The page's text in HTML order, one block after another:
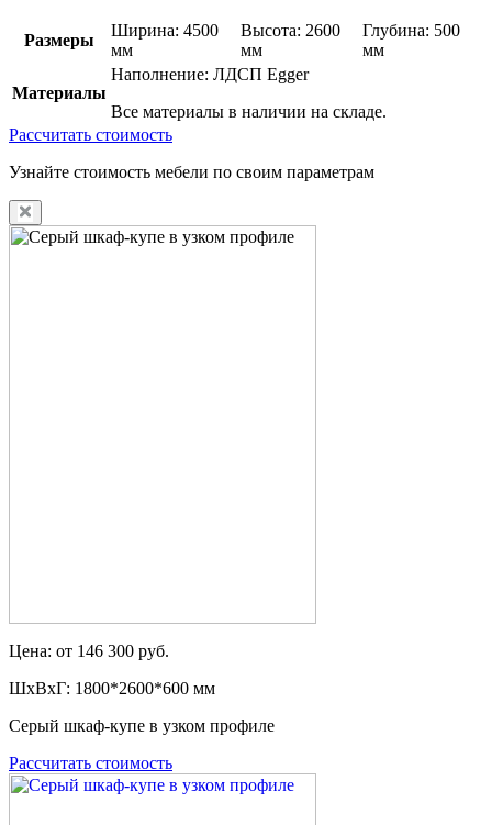
Размеры
Ширина: 4500
мм
Высота: 2600
мм
Глубина: 500
мм
Материалы
Наполнение: ЛДСП Egger
Все материалы в наличии на складе.
Рассчитать стоимость
Узнайте стоимость мебели по своим параметрам
Цена: от 146 300 руб.
ШxВxГ: 1800*2600*600 мм
Серый шкаф-купе в узком профиле
Рассчитать стоимость